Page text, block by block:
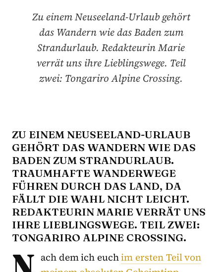
Zu einem Neuseeland-Urlaub gehört
das Wandern wie das Baden zum
Strandurlaub. Redakteurin Marie
verrät uns ihre Lieblingswege. Teil
zwei: Tongariro Alpine Crossing.
ZU EINEM NEUSEELAND-URLAUB
GEHÖRT DAS WANDERN WIE DAS
BADEN ZUM STRANDURLAUB.
TRAUMHAFTE WANDERWEGE
FÜHREN DURCH DAS LAND, DA
FÄLLT DIE WAHL NICHT LEICHT.
REDAKTEURIN MARIE VERRÄT UNS
IHRE LIEBLINGSWEGE. TEIL ZWEI:
TONGARIRO ALPINE CROSSING.
ach dem ich euchim ersten Teil von